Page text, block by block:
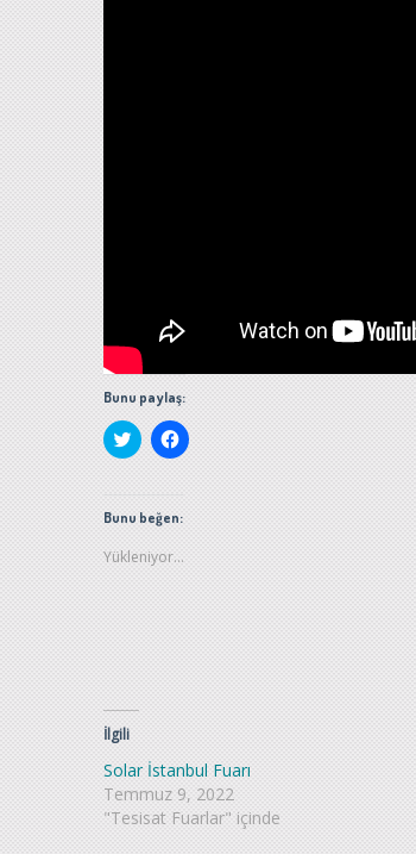
Bunu paylaş:
Twitter
üzerinde
(Yeni
pencerede
Facebook'ta
paylaşmak
pencerede
açılır)
Bunu beğen:
Yükleniyor...
İlgili
Solar İstanbul Fuarı
Temmuz 9, 2022
"Tesisat Fuarlar" içinde